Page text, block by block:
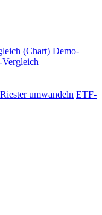
(Chart) Demo-
Riester umwandeln ETF-